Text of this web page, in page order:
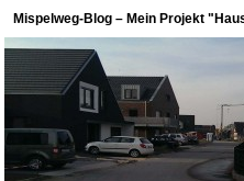
Mispelweg-Blog – Mein Projekt